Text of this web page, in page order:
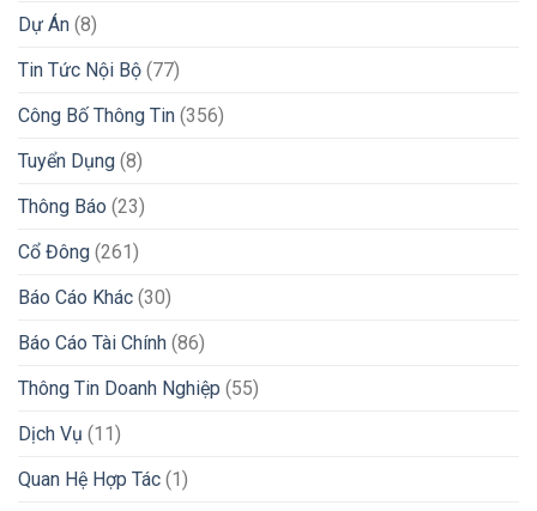
Dự Án (8)
Tin Tức Nội Bộ (77)
Công Bố Thông Tin (356)
Tuyển Dụng (8)
Thông Báo (23)
Cổ Đông (261)
Báo Cáo Khác (30)
Báo Cáo Tài Chính (86)
Thông Tin Doanh Nghiệp (55)
Dịch Vụ (11)
Quan Hệ Hợp Tác (1)